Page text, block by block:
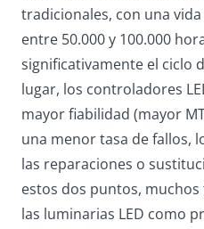
tradicionales, con una
entre 50.000 y 100.000
significativamente el ciclo
lugar, los controladores
mayor fiabilidad (mayor
una menor tasa de fallos,
las reparaciones o
estos dos puntos,
las luminarias LED como